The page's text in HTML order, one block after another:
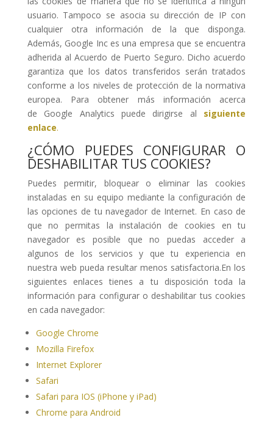
usuario. Tampoco se asocia su dirección de IP con
cualquier otra información de la que disponga.
Además, Google Inc es una empresa que se encuentra
adherida al Acuerdo de Puerto Seguro. Dicho acuerdo
garantiza que los datos transferidos serán tratados
conforme a los niveles de protección de la normativa
europea. Para obtener más información acerca
de Google Analytics puede dirigirse al siguiente
enlace.
¿CÓMO PUEDES CONFIGURAR O
DESHABILITAR TUS COOKIES?
Puedes permitir, bloquear o eliminar las cookies
instaladas en su equipo mediante la configuración de
las opciones de tu navegador de Internet. En caso de
que no permitas la instalación de cookies en tu
navegador es posible que no puedas acceder a
algunos de los servicios y que tu experiencia en
nuestra web pueda resultar menos satisfactoria.En los
siguientes enlaces tienes a tu disposición toda la
información para configurar o deshabilitar tus cookies
en cada navegador:
Google Chrome
Mozilla Firefox
Internet Explorer
Safari
Safari para IOS (iPhone y iPad)
Chrome para Android